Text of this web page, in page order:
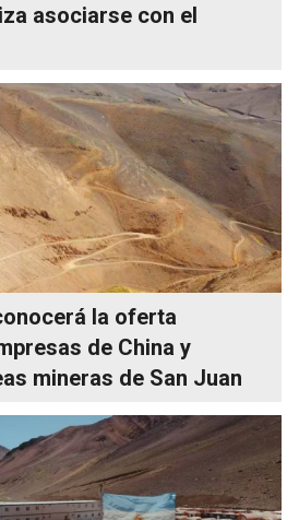
asociarse con el
la oferta
de China y
mineras de San Juan